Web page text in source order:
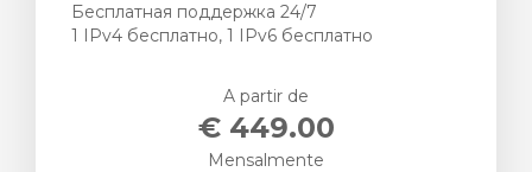
Бесплатная поддержка 24/7
1 IPv4 бесплатно, 1 IPv6 бесплатно
A partir de
€ 449.00
Mensalmente